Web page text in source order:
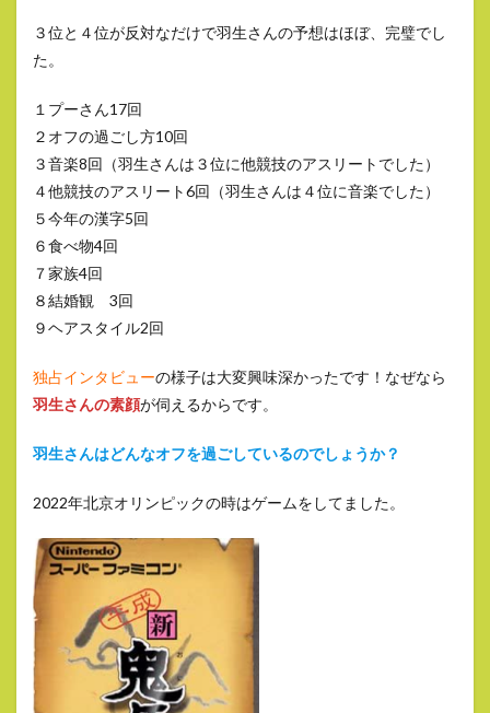
３位と４位が反対なだけで羽生さんの予想はほぼ、完璧でし
た。
１プーさん17回
２オフの過ごし方10回
３音楽8回（羽生さんは３位に他競技のアスリートでした）
４他競技のアスリート6回（羽生さんは４位に音楽でした）
５今年の漢字5回
６食べ物4回
７家族4回
８結婚観 3回
９ヘアスタイル2回
独占インタビューの様子は大変興味深かったです！なぜなら
羽生さんの素顔が伺えるからです。
羽生さんはどんなオフを過ごしているのでしょうか？
2022年北京オリンピックの時はゲームをしてました。